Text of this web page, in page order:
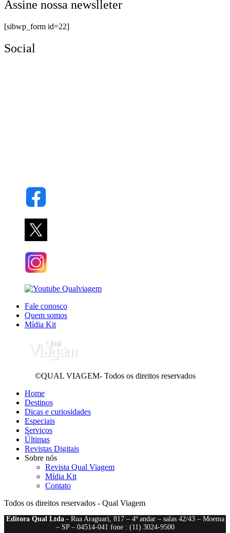
Assine nossa newslleter
[sibwp_form id=22]
Social
Fale conosco
Quem somos
Mídia Kit
©QUAL VIAGEM- Todos os direitos reservados
Home
Destinos
Dicas e curiosidades
Especiais
Serviços
Últimas
Revistas Digitais
Sobre nós
Revista Qual Viagem
Mídia Kit
Contato
Todos os direitos reservados - Qual Viagem
Editora Qual Ltda- Rua Araguari, 817 – 4º andar – salas 42/43 – Moema
– SP – 04514-041 fone : (11) 3024-9500